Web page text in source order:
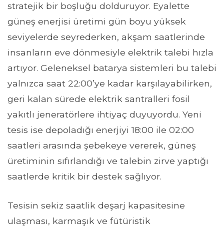
stratejik bir boşluğu dolduruyor. Eyalette
güneş enerjisi üretimi gün boyu yüksek
seviyelerde seyrederken, akşam saatlerinde
insanların eve dönmesiyle elektrik talebi hızla
artıyor. Geleneksel batarya sistemleri bu talebi
yalnızca saat 22:00’ye kadar karşılayabilirken,
geri kalan sürede elektrik santralleri fosil
yakıtlı jeneratörlere ihtiyaç duyuyordu. Yeni
tesis ise depoladığı enerjiyi 18:00 ile 02:00
saatleri arasında şebekeye vererek, güneş
üretiminin sıfırlandığı ve talebin zirve yaptığı
saatlerde kritik bir destek sağlıyor.
Tesisin sekiz saatlik deşarj kapasitesine
ulaşması, karmaşık ve fütüristik